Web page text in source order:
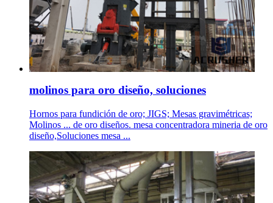
molinos para oro diseño, soluciones
Hornos para fundición de oro; JIGS; Mesas gravimétricas;
Molinos ... de oro diseños. mesa concentradora mineria de oro
diseño,Soluciones mesa ...